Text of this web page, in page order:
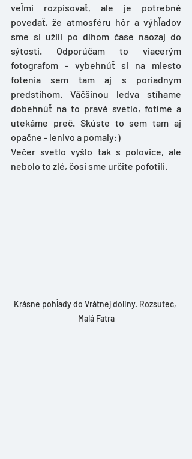
veľmi rozpisovať, ale je potrebné
povedať, že atmosféru hôr a výhľadov
sme si užili po dlhom čase naozaj do
sýtosti. Odporúčam to viacerým
fotografom - vybehnúť si na miesto
fotenia sem tam aj s poriadnym
predstihom. Väčšinou ledva stíhame
dobehnúť na to pravé svetlo, fotíme a
utekáme preč. Skúste to sem tam aj
opačne - lenivo a pomaly:)
Večer svetlo vyšlo tak s polovice, ale
nebolo to zlé, čosi sme určite pofotili.
Krásne pohľady do Vrátnej doliny. Rozsutec,
Malá Fatra